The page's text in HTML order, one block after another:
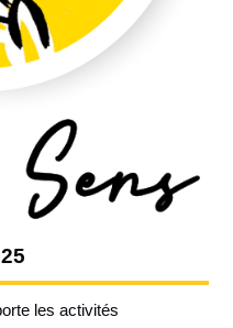
les activités